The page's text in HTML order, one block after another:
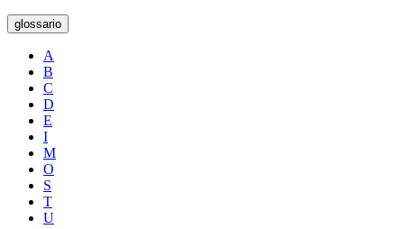
glossario
A
B
C
D
E
I
M
O
S
T
U